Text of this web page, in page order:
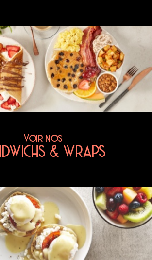
Voir nos
& WRAPS